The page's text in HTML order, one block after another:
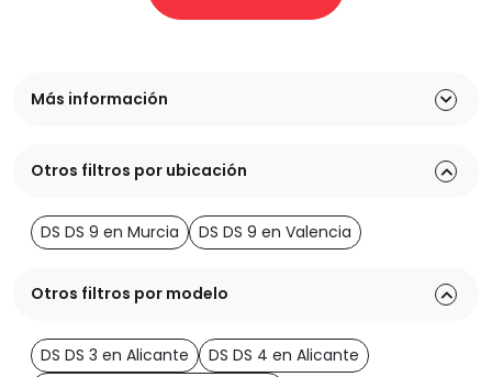
Más información
Otros filtros por ubicación
DS DS 9 en Murcia DS DS 9 en Valencia
Otros filtros por modelo
DS DS 3 en Alicante
DS DS 4 en Alicante